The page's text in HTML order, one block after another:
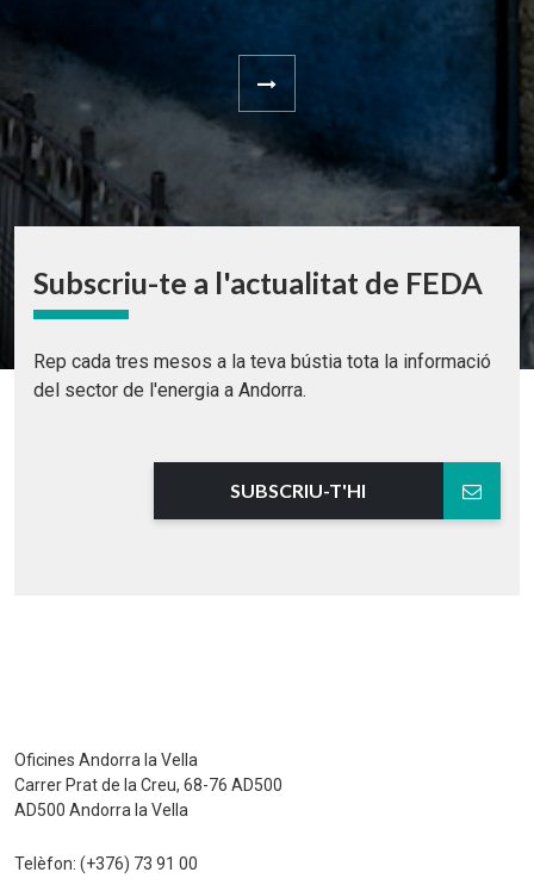
Subscriu-te a l'actualitat de FEDA
Rep cada tres mesos a la teva bústia tota la informació
del sector de l'energia a Andorra.
SUBSCRIU-T'HI
Oficines Andorra la Vella
Carrer Prat de la Creu, 68-76 AD500
AD500 Andorra la Vella
Telèfon: (+376) 73 91 00